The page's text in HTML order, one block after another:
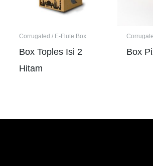
Corrugated / E-Flute Box
Box Toples Isi 2
Hitam
Box